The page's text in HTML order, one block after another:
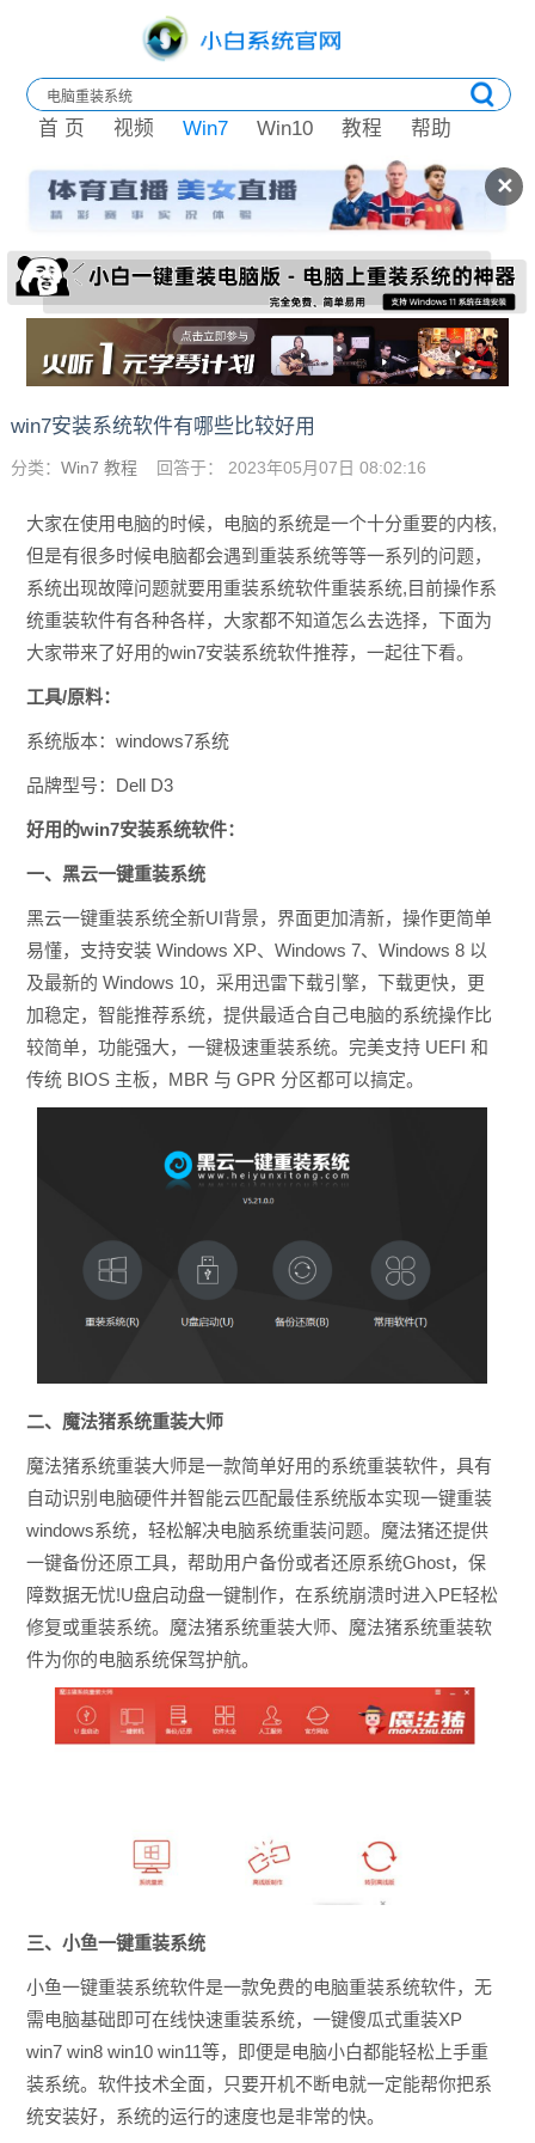
✕
首 页 视频 Win7 Win10 教程 帮助
win7安装系统软件有哪些比较好用
分类： Win7 教程 回答于： 2023年05月07日 08:02:16
大家在使用电脑的时候，电脑的系统是一个十分重要的内核,
但是有很多时候电脑都会遇到重装系统等等一系列的问题，
系统出现故障问题就要用重装系统软件重装系统,目前操作系
统重装软件有各种各样，大家都不知道怎么去选择，下面为
大家带来了好用的win7安装系统软件推荐，一起往下看。
工具/原料：
系统版本：windows7系统
品牌型号：Dell D3
好用的win7安装系统软件：
一、黑云一键重装系统
黑云一键重装系统全新UI背景，界面更加清新，操作更简单
易懂，支持安装 Windows XP、Windows 7、Windows 8 以
及最新的 Windows 10，采用迅雷下载引擎，下载更快，更
加稳定，智能推荐系统，提供最适合自己电脑的系统操作比
较简单，功能强大，一键极速重装系统。完美支持 UEFI 和
传统 BIOS 主板，MBR 与 GPR 分区都可以搞定。
二、魔法猪系统重装大师
魔法猪系统重装大师是一款简单好用的系统重装软件，具有
自动识别电脑硬件并智能云匹配最佳系统版本实现一键重装
windows系统，轻松解决电脑系统重装问题。魔法猪还提供
一键备份还原工具，帮助用户备份或者还原系统Ghost，保
障数据无忧!U盘启动盘一键制作，在系统崩溃时进入PE轻松
修复或重装系统。魔法猪系统重装大师、魔法猪系统重装软
件为你的电脑系统保驾护航。
三、小鱼一键重装系统
小鱼一键重装系统软件是一款免费的电脑重装系统软件，无
需电脑基础即可在线快速重装系统，一键傻瓜式重装XP
win7 win8 win10 win11等，即便是电脑小白都能轻松上手重
装系统。软件技术全面，只要开机不断电就一定能帮你把系
统安装好，系统的运行的速度也是非常的快。